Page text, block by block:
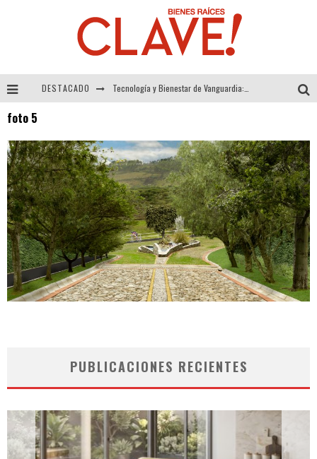
DESTACADO
Alexandra Bedoya – La Constancia detrás de La Paletería
El Despertar de la Calidez: Acabados Dorados de FV para Elevar tu Espacio
foto 5
PUBLICACIONES RECIENTES